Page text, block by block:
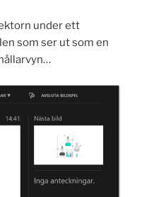
under ett
som ser ut som en